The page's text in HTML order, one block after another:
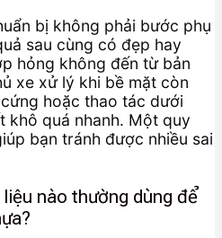
bị không phải bước phụ
sau cùng có đẹp hay
hỏng không đến từ bản
xe xử lý khi bề mặt còn
hoặc thao tác dưới
khô quá nhanh. Một quy
bạn tránh được nhiều sai
nào thường dùng để